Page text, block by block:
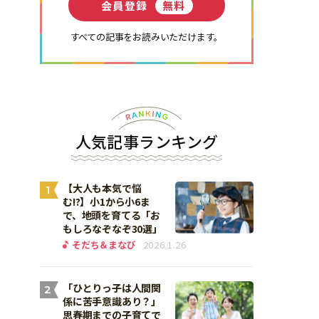
会員登録 無料
すべての記事をお読みいただけます。
人気記事ランキング
1
【大人も本気で悩
む!?】小1から小6ま
で、地頭を育てる「お
もしろなぞなぞ30選」
そだち＆まなび 2026.1.26
2
「ひとりっ子は人間関
係に苦手意識あり？」
思春期までの子育てで